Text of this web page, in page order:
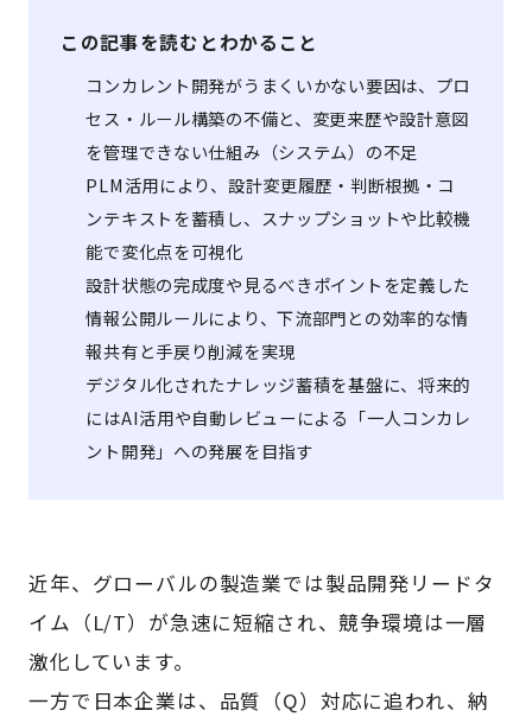
この記事を読むとわかること
コンカレント開発がうまくいかない要因は、プロ
セス・ルール構築の不備と、変更来歴や設計意図
を管理できない仕組み（システム）の不足
PLM活用により、設計変更履歴・判断根拠・コ
ンテキストを蓄積し、スナップショットや比較機
能で変化点を可視化
設計状態の完成度や見るべきポイントを定義した
情報公開ルールにより、下流部門との効率的な情
報共有と手戻り削減を実現
デジタル化されたナレッジ蓄積を基盤に、将来的
にはAI活用や自動レビューによる「一人コンカレ
ント開発」への発展を目指す
近年、グローバルの製造業では製品開発リードタ
イム（L/T）が急速に短縮され、競争環境は一層
激化しています。
一方で日本企業は、品質（Q）対応に追われ、納